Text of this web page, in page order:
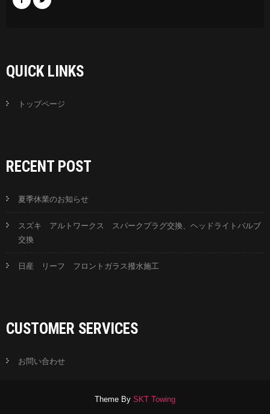
QUICK LINKS
トップページ
RECENT POST
夏季休業のお知らせ
スズキ アルトワークス スパークプラグ交換、ヘッドライトバルブ
交換
日産 リーフ フロントガラス撥水施工
CUSTOMER SERVICES
お問い合わせ
Theme By SKT Towing